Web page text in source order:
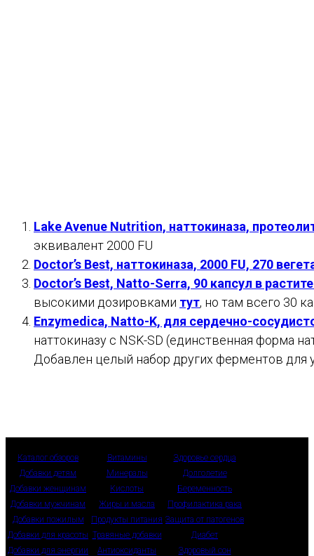
Lake Avenue Nutrition, наттокиназа,
эквивалент 2000 FU
Doctor’s Best, наттокиназа, 2000 FU, 270
Doctor’s Best, Natto-Serra, 90 капсул в
высокими дозировками тут, но там всего 30
Enzymedica, Natto-K, для сердечно-
наттокиназу с NSK-SD (единственная форма
Добавлен целый набор других ферментов для
Каталог обзоров
Добавки детям
Добавки женщинам
Добавки мужчинам
Добавки пожилым
Добавки для красоты
Добавки для энергии
Витамины
Минералы
Кислоты
Жиры и масла
Продукты питания
Травяные добавки
Антиоксиданты
Здоровье сердца
Долголетие
Беременность
Профилактика рака
Защита от патогенов
Диабет
Здоровый сон